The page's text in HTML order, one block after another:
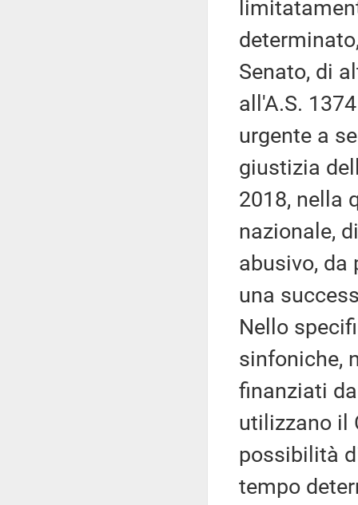
Senato, di
all'A.S.
urgente a
giustizia
2018, nella
nazionale,
abusivo, da
una
Nello
sinfoniche,
finanziati
utilizzano il
possibilità
tempo